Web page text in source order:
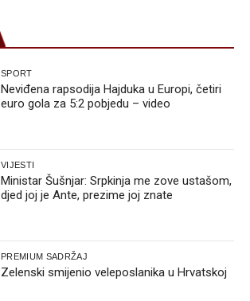
SPORT
Neviđena rapsodija Hajduka u Europi, četiri
euro gola za 5:2 pobjedu – video
VIJESTI
Ministar Šušnjar: Srpkinja me zove ustašom,
djed joj je Ante, prezime joj znate
PREMIUM SADRŽAJ
Zelenski smijenio veleposlanika u Hrvatskoj